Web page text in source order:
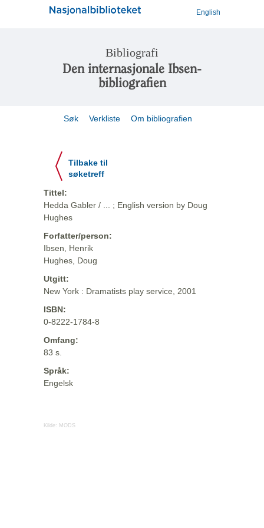
English
Bibliografi
Den internasjonale Ibsen-
bibliografien
Søk Verkliste Om bibliografien
Tilbake til
søketreff
Tittel:
Hedda Gabler / ... ; English version by Doug
Hughes
Forfatter/person:
Ibsen, Henrik
Hughes, Doug
Utgitt:
New York : Dramatists play service, 2001
ISBN:
0-8222-1784-8
Omfang:
83 s.
Språk:
Engelsk
Kilde: MODS